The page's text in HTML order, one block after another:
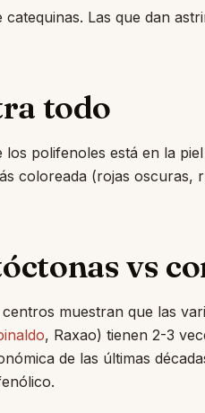
catequinas. Las que dan
todo
polifenoles está en la
coloreada (rojas oscuras,
vs
muestran que las
, Raxao) tienen 2-3
de las últimas